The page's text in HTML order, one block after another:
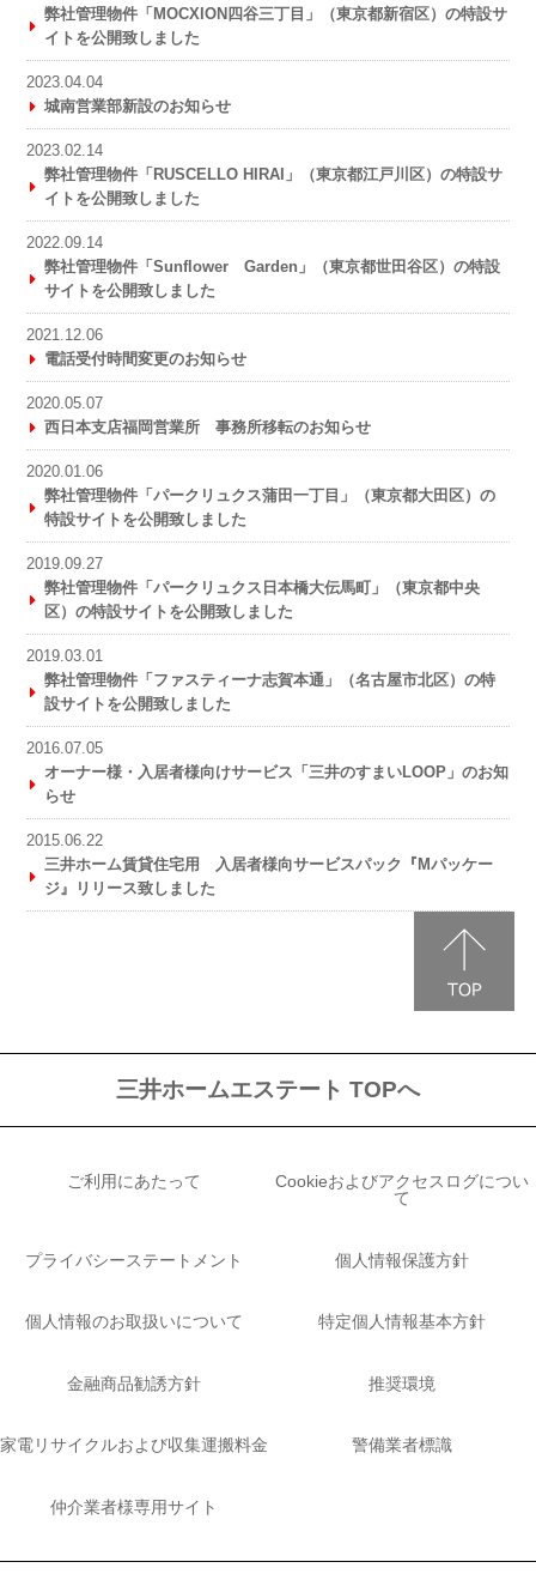
弊社管理物件「MOCXION四谷三丁目」（東京都新宿区）の特設サ
イトを公開致しました
2023.04.04
城南営業部新設のお知らせ
2023.02.14
弊社管理物件「RUSCELLO HIRAI」（東京都江戸川区）の特設サ
イトを公開致しました
2022.09.14
弊社管理物件「Sunflower Garden」（東京都世田谷区）の特設
サイトを公開致しました
2021.12.06
電話受付時間変更のお知らせ
2020.05.07
西日本支店福岡営業所 事務所移転のお知らせ
2020.01.06
弊社管理物件「パークリュクス蒲田一丁目」（東京都大田区）の
特設サイトを公開致しました
2019.09.27
弊社管理物件「パークリュクス日本橋大伝馬町」（東京都中央
区）の特設サイトを公開致しました
2019.03.01
弊社管理物件「ファスティーナ志賀本通」（名古屋市北区）の特
設サイトを公開致しました
2016.07.05
オーナー様・入居者様向けサービス「三井のすまいLOOP」のお知
らせ
2015.06.22
三井ホーム賃貸住宅用 入居者様向サービスパック『Mパッケー
ジ』リリース致しました
三井ホームエステート TOPへ
ご利用にあたって
Cookieおよびアクセスログについ
て
プライバシーステートメント 個人情報保護方針
個人情報のお取扱いについて 特定個人情報基本方針
金融商品勧誘方針 推奨環境
家電リサイクルおよび収集運搬料金 警備業者標識
仲介業者様専用サイト